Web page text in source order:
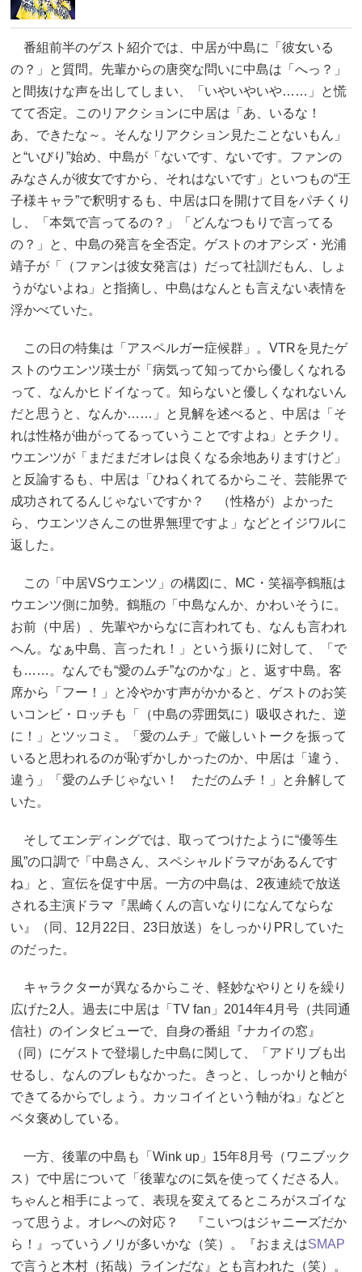
番組前半のゲスト紹介では、中居が中島に「彼女いる
の？」と質問。先輩からの唐突な問いに中島は「へっ？」
と間抜けな声を出してしまい、「いやいやいや……」と慌
てて否定。このリアクションに中居は「あ、いるな！
あ、できたな～。そんなリアクション見たことないもん」
と“いびり”始め、中島が「ないです、ないです。ファンの
みなさんが彼女ですから、それはないです」といつもの“王
子様キャラ”で釈明するも、中居は口を開けて目をパチくり
し、「本気で言ってるの？」「どんなつもりで言ってる
の？」と、中島の発言を全否定。ゲストのオアシズ・光浦
靖子が「（ファンは彼女発言は）だって社訓だもん、しょ
うがないよね」と指摘し、中島はなんとも言えない表情を
浮かべていた。
この日の特集は「アスペルガー症候群」。VTRを見たゲ
ストのウエンツ瑛士が「病気って知ってから優しくなれる
って、なんかヒドイなって。知らないと優しくなれないん
だと思うと、なんか……」と見解を述べると、中居は「そ
れは性格が曲がってるっていうことですよね」とチクリ。
ウエンツが「まだまだオレは良くなる余地ありますけど」
と反論するも、中居は「ひねくれてるからこそ、芸能界で
成功されてるんじゃないですか？ （性格が）よかった
ら、ウエンツさんこの世界無理ですよ」などとイジワルに
返した。
この「中居VSウエンツ」の構図に、MC・笑福亭鶴瓶は
ウエンツ側に加勢。鶴瓶の「中島なんか、かわいそうに。
お前（中居）、先輩やからなに言われても、なんも言われ
へん。なぁ中島、言ったれ！」という振りに対して、「で
も……。なんでも“愛のムチ”なのかな」と、返す中島。客
席から「フー！」と冷やかす声がかかると、ゲストのお笑
いコンビ・ロッチも「（中島の雰囲気に）吸収された、逆
に！」とツッコミ。「愛のムチ」で厳しいトークを振って
いると思われるのが恥ずかしかったのか、中居は「違う、
違う」「愛のムチじゃない！ ただのムチ！」と弁解して
いた。
そしてエンディングでは、取ってつけたように“優等生
風”の口調で「中島さん、スペシャルドラマがあるんです
ね」と、宣伝を促す中居。一方の中島は、2夜連続で放送
される主演ドラマ『黒崎くんの言いなりになんてならな
い』（同、12月22日、23日放送）をしっかりPRしていた
のだった。
キャラクターが異なるからこそ、軽妙なやりとりを繰り
広げた2人。過去に中居は「TV fan」2014年4月号（共同通
信社）のインタビューで、自身の番組『ナカイの窓』
（同）にゲストで登場した中島に関して、「アドリブも出
せるし、なんのブレもなかった。きっと、しっかりと軸が
できてるからでしょう。カッコイイという軸がね」などと
ベタ褒めしている。
一方、後輩の中島も「Wink up」15年8月号（ワニブック
ス）で中居について「後輩なのに気を使ってくださる人。
ちゃんと相手によって、表現を変えてるところがスゴイな
って思うよ。オレへの対応？ 『こいつはジャニーズだか
ら！』っていうノリが多いかな（笑）。『おまえはSMAP
で言うと木村（拓哉）ラインだな』とも言われた（笑）。